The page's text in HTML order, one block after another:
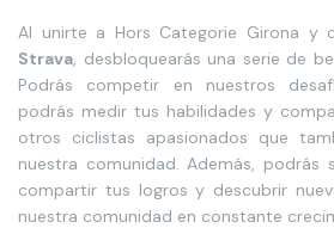
Al unirte a Hors Categorie Girona y
Strava, desbloquearás una serie de
Podrás competir en nuestros
podrás medir tus habilidades y
otros ciclistas apasionados que
nuestra comunidad. Además, podrás
compartir tus logros y descubrir
nuestra comunidad en constante